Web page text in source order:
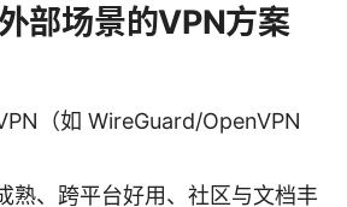
部场景的VPN方案
（如 WireGuard/OpenVPN
熟、跨平台好用、社区与文档丰